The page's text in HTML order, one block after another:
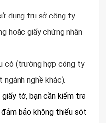
dụng trụ sở công ty
hoặc giấy chứng nhận
có (trường hợp công ty
nghề khác).
tờ, bạn cần kiểm tra
bảo không thiếu sót